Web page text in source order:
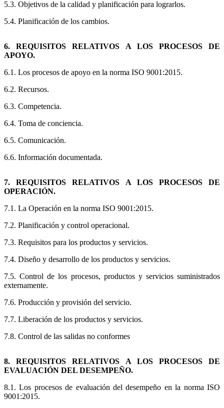
5.3. Objetivos de la calidad y planificación para lograrlos.
5.4. Planificación de los cambios.
6. REQUISITOS RELATIVOS A LOS PROCESOS DE
APOYO.
6.1. Los procesos de apoyo en la norma ISO 9001:2015.
6.2. Recursos.
6.3. Competencia.
6.4. Toma de conciencia.
6.5. Comunicación.
6.6. Información documentada.
7. REQUISITOS RELATIVOS A LOS PROCESOS DE
OPERACIÓN.
7.1. La Operación en la norma ISO 9001:2015.
7.2. Planificación y control operacional.
7.3. Requisitos para los productos y servicios.
7.4. Diseño y desarrollo de los productos y servicios.
7.5. Control de los procesos, productos y servicios suministrados
externamente.
7.6. Producción y provisión del servicio.
7.7. Liberación de los productos y servicios.
7.8. Control de las salidas no conformes
8. REQUISITOS RELATIVOS A LOS PROCESOS DE
EVALUACIÓN DEL DESEMPEÑO.
8.1. Los procesos de evaluación del desempeño en la norma ISO
9001:2015.